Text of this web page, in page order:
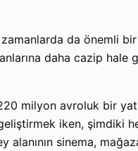
zamanlarda da önemli
daha cazip hale
milyon avroluk bir
iken, şimdiki
sinema,